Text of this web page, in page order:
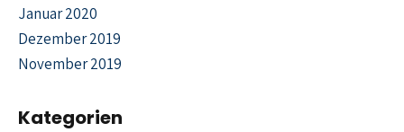
Januar 2020
Dezember 2019
November 2019
Kategorien